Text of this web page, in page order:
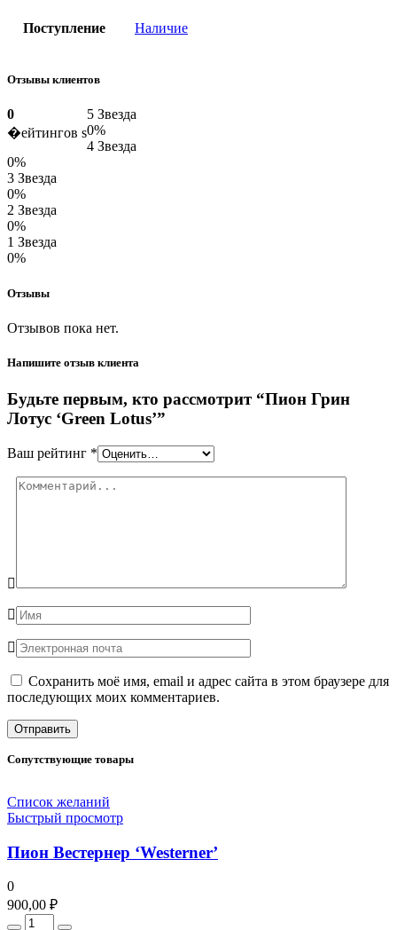
Поступление Наличие
Отзывы клиентов
0
�ейтингов s
5 Звезда
0%
4 Звезда
0%
3 Звезда
0%
2 Звезда
0%
1 Звезда
0%
Отзывы
Отзывов пока нет.
Напишите отзыв клиента
Будьте первым, кто рассмотрит “Пион Грин
Лотус ‘Green Lotus’”
Ваш рейтинг *
Сохранить моё имя, email и адрес сайта в этом браузере для
последующих моих комментариев.
Сопутствующие товары
Список желаний
Быстрый просмотр
Пион Вестернер ‘Westerner’
0
900,00 ₽
Количество